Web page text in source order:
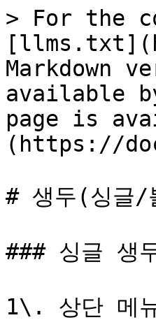
> For the
Markdown
available
page is
(https://
# 생두(싱글/
### 싱글 생
1\. 상단 메